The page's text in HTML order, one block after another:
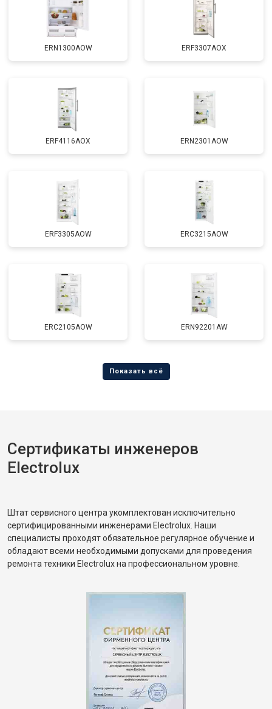
ERN1300AOW ERF3307AOX
ERF4116AOX ERN2301AOW
ERF3305AOW ERC3215AOW
ERC2105AOW ERN92201AW
Сертификаты инженеров
Electrolux
Штат сервисного центра укомплектован исключительно
сертифицированными инженерами Electrolux. Наши
специалисты проходят обязательное регулярное обучение и
обладают всеми необходимыми допусками для проведения
ремонта техники Electrolux на профессиональном уровне.